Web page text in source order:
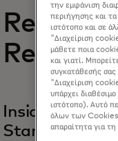
Related
Reports
Inside
Startup vibes,
την εμφάνιση
περιήγησης και
ιστότοπο και σε
"Διαχείριση
μάθετε ποια
και γιατί.
συγκατάθεσής σας
"Διαχείριση
υπάρχει
ιστότοπο). Αυτό
όλων των Cookies,
απαραίτητα για τη